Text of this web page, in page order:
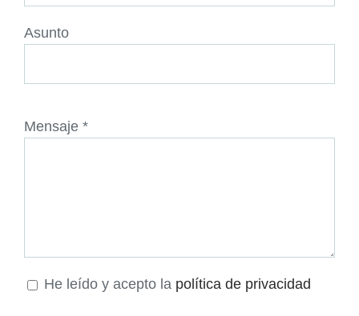
Asunto
Mensaje *
He leído y acepto la política de privacidad